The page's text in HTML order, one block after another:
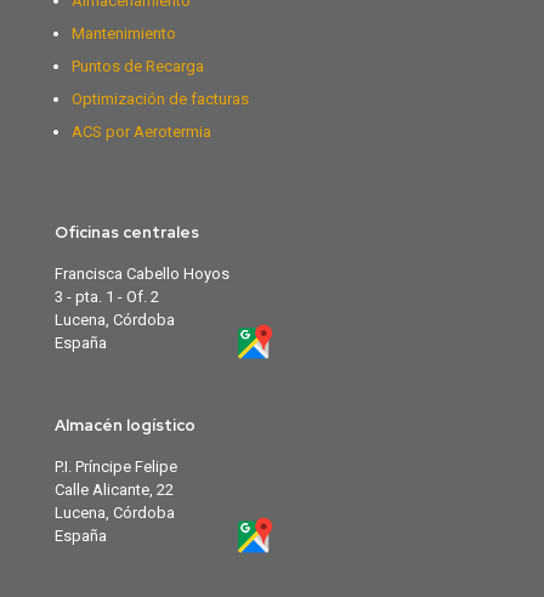
Mantenimiento
Puntos de Recarga
Optimización de facturas
ACS por Aerotermia
Oficinas centrales
Francisca Cabello Hoyos
3 - pta. 1 - Of. 2
Lucena, Córdoba
España
Almacén logístico
P.I. Príncipe Felipe
Calle Alicante, 22
Lucena, Córdoba
España